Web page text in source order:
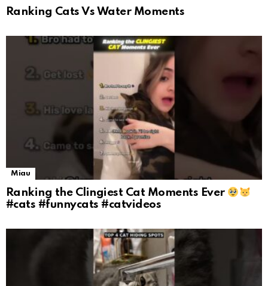
Ranking Cats Vs Water Moments
Miau
Ranking the Clingiest Cat Moments Ever
#cats #funnycats #catvideos